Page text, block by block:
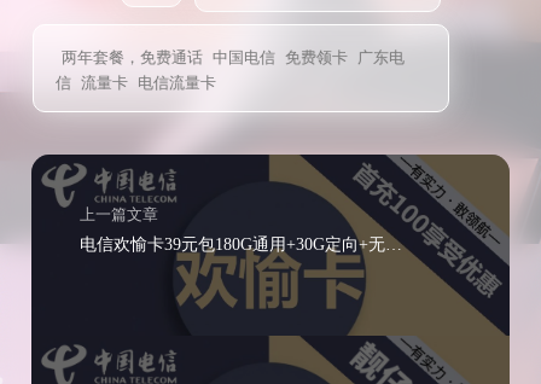
两年套餐，免费通话 中国电信 免费领卡
广东电
信 流量卡 电信流量卡
上一篇文章
电信欢愉卡39元包180G通用+30G定向+无语功能